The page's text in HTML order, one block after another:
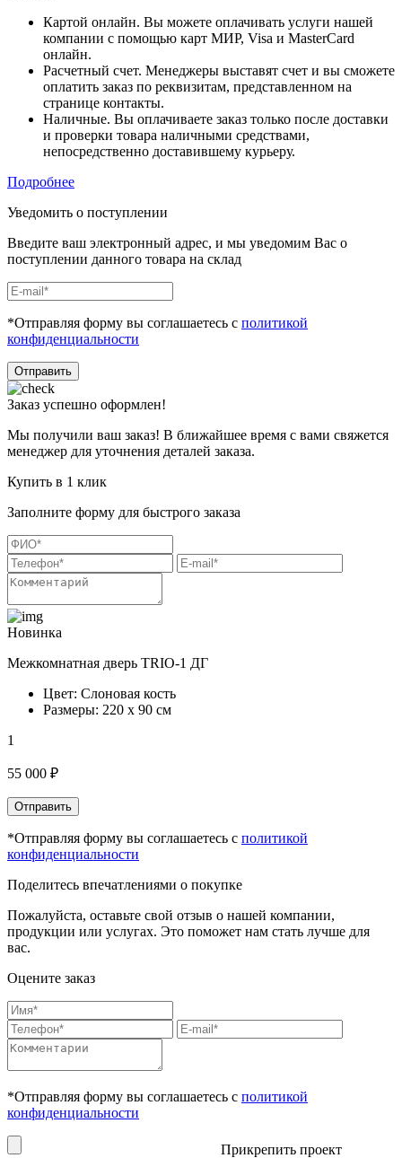
Картой онлайн. Вы можете оплачивать услуги нашей
компании с помощью карт МИР, Visa и MasterCard
онлайн.
Расчетный счет. Менеджеры выставят счет и вы сможете
оплатить заказ по реквизитам, представленном на
странице контакты.
Наличные. Вы оплачиваете заказ только после доставки
и проверки товара наличными средствами,
непосредственно доставившему курьеру.
Подробнее
Уведомить о поступлении
Введите ваш электронный адрес, и мы уведомим Вас о
поступлении данного товара на склад
*Отправляя форму вы соглашаетесь с политикой
конфиденциальности
Отправить
Заказ успешно оформлен!
Мы получили ваш заказ! В ближайшее время с вами свяжется
менеджер для уточнения деталей заказа.
Купить в 1 клик
Заполните форму для быстрого заказа
Новинка
Межкомнатная дверь TRIO-1 ДГ
Цвет: Слоновая кость
Размеры: 220 х 90 см
1
55 000 ₽
Отправить
*Отправляя форму вы соглашаетесь с политикой
конфиденциальности
Поделитесь впечатлениями о покупке
Пожалуйста, оставьте свой отзыв о нашей компании,
продукции или услугах. Это поможет нам стать лучше для
вас.
Оцените заказ
*Отправляя форму вы соглашаетесь с политикой
конфиденциальности
Прикрепить проект